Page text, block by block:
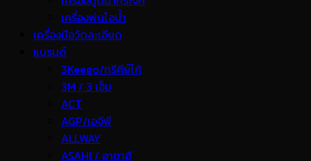
เครื่องพ่นไอน้ำ
เครื่องมือวัดละเอียด
แบรนด์
3Keego/ทรีคีย์โก้
3M / 3 เอ็ม
ACT
AGP/เอจีพี
ALLWAY
ASAHI / อาซาฮี